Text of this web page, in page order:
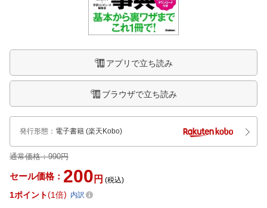
アプリで立ち読み
ブラウザで立ち読み
発行形態 ： 電子書籍 (楽天Kobo)
通常価格：990円
セール価格： 200 円 (税込)
1ポイント 1倍 内訳